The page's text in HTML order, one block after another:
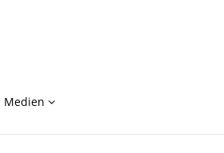
Medien